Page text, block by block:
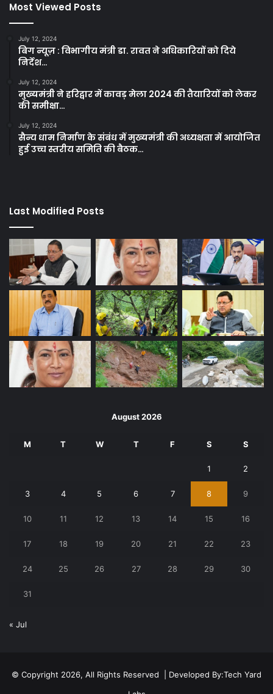
Most Viewed Posts
July 12, 2024
बिग न्यूज़ : विभागीय मंत्री डा. रावत ने अधिकारियों को दिये
निर्देश…
July 12, 2024
मुख्यमंत्री ने हरिद्वार में कावड़ मेला 2024 की तैयारियों को लेकर
की समीक्षा…
July 12, 2024
सैन्य धाम निर्माण के संबंध में मुख्यमंत्री की अध्यक्षता में आयोजित
हुई उच्च स्तरीय समिति की बैठक…
Last Modified Posts
August 2026
M T W T F S S
1 2
3 4 5 6 7 8 9
10 11 12 13 14 15 16
17 18 19 20 21 22 23
24 25 26 27 28 29 30
31
« Jul
© Copyright 2026, All Rights Reserved | Developed By:Tech Yard